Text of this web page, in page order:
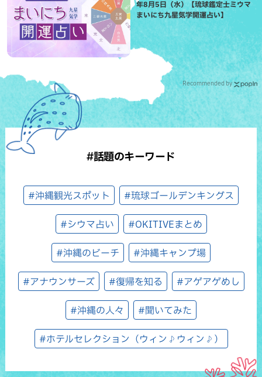
年8月5日（水）【琉球鑑定士ミウマ
まいにち九星気学開運占い】
Recommended by
#話題のキーワード
#沖縄観光スポット #琉球ゴールデンキングス
#シウマ占い #OKITIVEまとめ
#沖縄のビーチ #沖縄キャンプ場
#アナウンサーズ #復帰を知る #アゲアゲめし
#沖縄の人々 #聞いてみた
#ホテルセレクション（ウィン♪ウィン♪）